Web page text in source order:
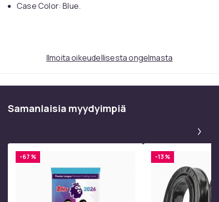
Case Color: Blue.
Ilmoita oikeudellisesta ongelmasta
Samanlaisia ​​myydyimpiä
-67 % -13 %